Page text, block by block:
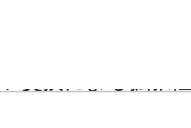
それぞれのパーツ